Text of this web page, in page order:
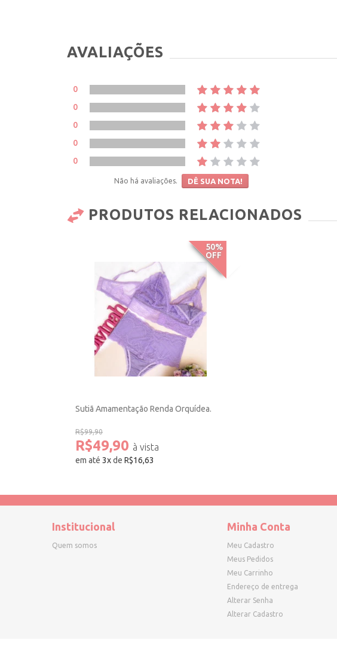
AVALIAÇÕES
0
0
0
0
0
Não há avaliações. DÊ SUA NOTA!
PRODUTOS RELACIONADOS
50%
OFF
Sutiã Amamentação Renda Orquídea.
R$99,90
R$49,90
em até 3xde R$16,63
Institucional
Quem somos
Minha Conta
Meu Cadastro
Meus Pedidos
Meu Carrinho
Endereço de entrega
Alterar Senha
Alterar Cadastro